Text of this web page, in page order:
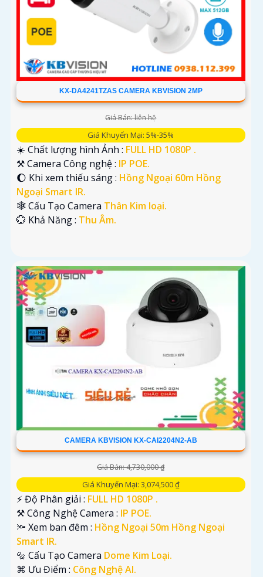
KX-DA4241TZAS CAMERA KBVISION 2MP
Giá Bán: liên hệ
Giá Khuyến Mại: 5%-35%
☀️ Chất lượng hình Ảnh : FULL HD 1080P .
⚒ Camera Công nghệ : IP POE.
🌔 Khi xem thiếu sáng : Hồng Ngoại 60m Hồng
Ngoại Smart IR.
🕸️ Cấu Tạo Camera Thân Kim loại.
️💮 Khả Năng : Thu Âm.
CAMERA KBVISION KX-CAI2204N2-AB
Giá Bán: 4,730,000 ₫
Giá Khuyến Mại: 3,074,500 ₫
️⚡ Độ Phân giải : FULL HD 1080P .
⚒ Công Nghệ Camera : IP POE.
🔦 Xem ban đêm : Hồng Ngoại 50m Hồng Ngoại
Smart IR.
🔩 Cấu Tạo Camera Dome Kim Loại.
️⌘ Ưu Điểm : Công Nghệ AI.